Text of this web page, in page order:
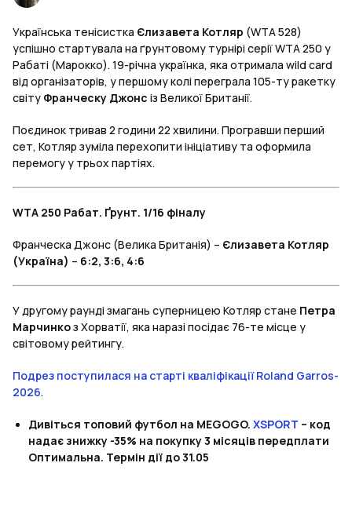
Українська тенісистка Єлизавета Котляр (WTA 528)
успішно стартувала на ґрунтовому турнірі серії WTA 250 у
Рабаті (Марокко). 19-річна українка, яка отримала wild card
від організаторів, у першому колі переграла 105-ту ракетку
світу Франческу Джонс із Великої Британії.
Поєдинок тривав 2 години 22 хвилини. Програвши перший
сет, Котляр зуміла перехопити ініціативу та оформила
перемогу у трьох партіях.
WTA 250 Рабат. Ґрунт. 1/16 фіналу
Франческа Джонс (Велика Британія) – Єлизавета Котляр
(Україна) – 6:2, 3:6, 4:6
У другому раунді змагань суперницею Котляр стане Петра
Марчинкоз Хорватії, яка наразі посідає 76-те місце у
світовому рейтингу.
Подрез поступилася на старті кваліфікації Roland Garros-
2026.
Дивіться топовий футбол на MEGOGO. XSPORT – код
надає знижку -35% на покупку 3 місяців передплати
Оптимальна. Термін дії до 31.05